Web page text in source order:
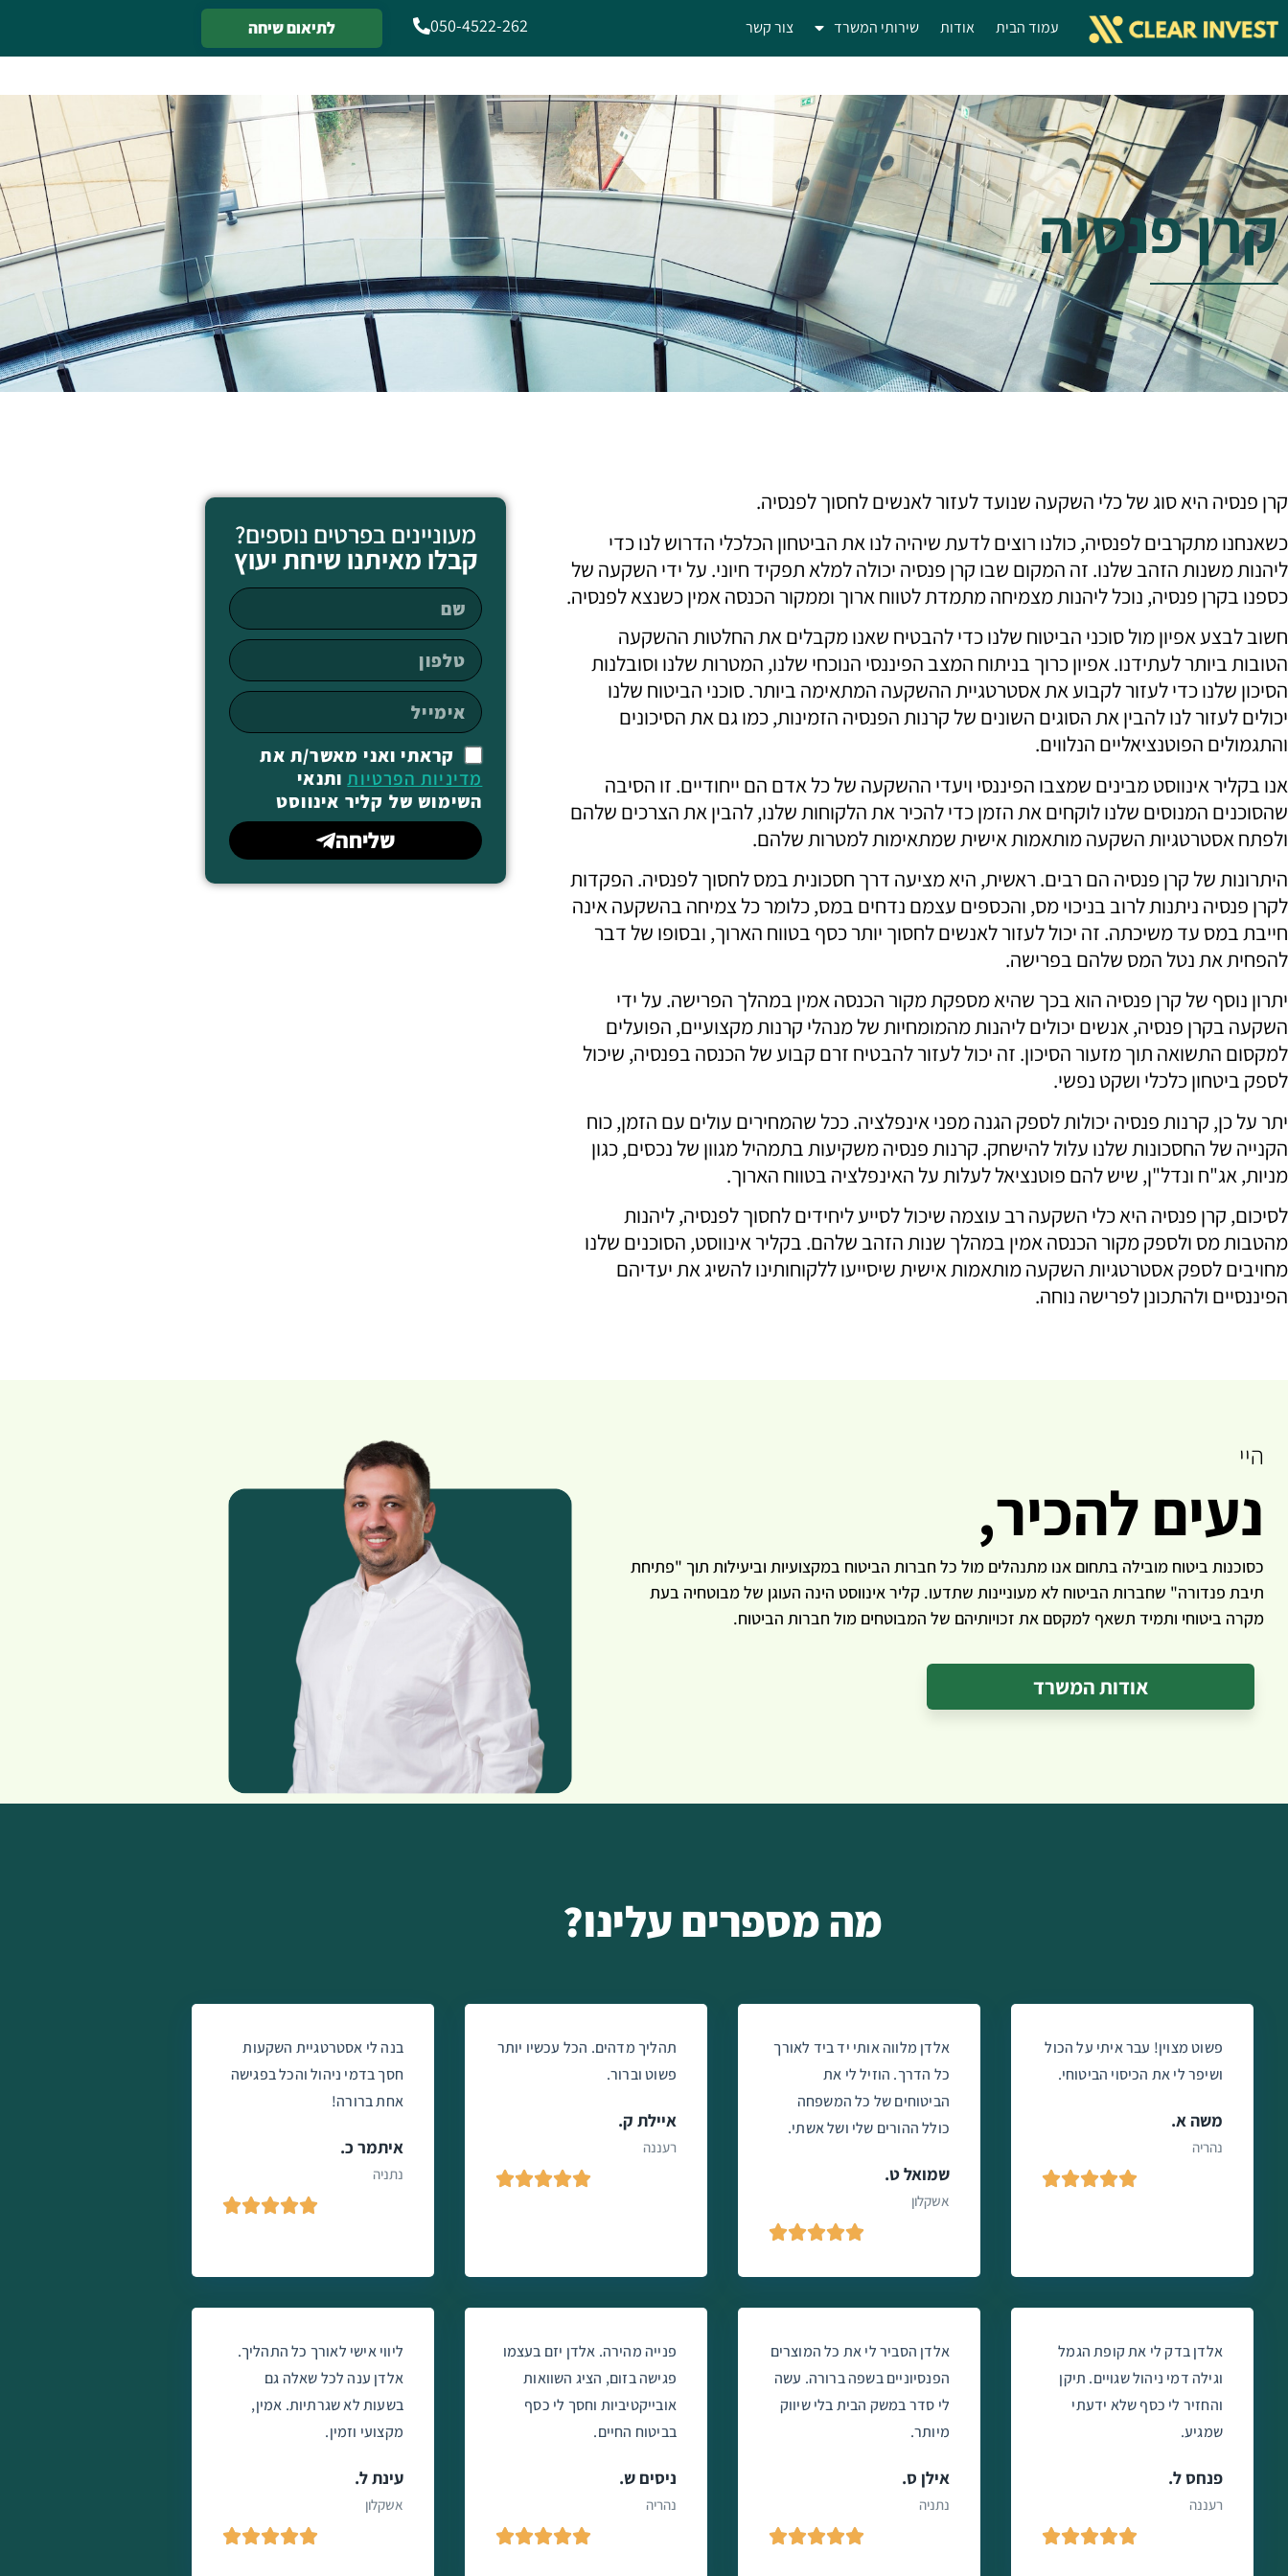
עמוד הבית אודות שירותי המשרד צור קשר 050-4522-262 לתיאום שיחה
קרן פנסיה
קרן פנסיה היא סוג של כלי השקעה שנועד לעזור לאנשים לחסוך לפנסיה.
כשאנחנו מתקרבים לפנסיה, כולנו רוצים לדעת שיהיה לנו את הביטחון הכלכלי הדרוש לנו כדי
ליהנות משנות הזהב שלנו. זה המקום שבו קרן פנסיה יכולה למלא תפקיד חיוני. על ידי השקעה של
כספנו בקרן פנסיה, נוכל ליהנות מצמיחה מתמדת לטווח ארוך וממקור הכנסה אמין כשנצא לפנסיה.
חשוב לבצע אפיון מול סוכני הביטוח שלנו כדי להבטיח שאנו מקבלים את החלטות ההשקעה
הטובות ביותר לעתידנו. אפיון כרוך בניתוח המצב הפיננסי הנוכחי שלנו, המטרות שלנו וסובלנות
הסיכון שלנו כדי לעזור לקבוע את אסטרטגיית ההשקעה המתאימה ביותר. סוכני הביטוח שלנו
יכולים לעזור לנו להבין את הסוגים השונים של קרנות הפנסיה הזמינות, כמו גם את הסיכונים
והתגמולים הפוטנציאליים הנלווים.
אנו בקליר אינווסט מבינים שמצבו הפיננסי ויעדי ההשקעה של כל אדם הם ייחודיים. זו הסיבה
שהסוכנים המנוסים שלנו לוקחים את הזמן כדי להכיר את הלקוחות שלנו, להבין את הצרכים שלהם
ולפתח אסטרטגיות השקעה מותאמות אישית שמתאימות למטרות שלהם.
היתרונות של קרן פנסיה הם רבים. ראשית, היא מציעה דרך חסכונית במס לחסוך לפנסיה. הפקדות
לקרן פנסיה ניתנות לרוב בניכוי מס, והכספים עצמם נדחים במס, כלומר כל צמיחה בהשקעה אינה
חייבת במס עד משיכתה. זה יכול לעזור לאנשים לחסוך יותר כסף בטווח הארוך, ובסופו של דבר
להפחית את נטל המס שלהם בפרישה.
יתרון נוסף של קרן פנסיה הוא בכך שהיא מספקת מקור הכנסה אמין במהלך הפרישה. על ידי
השקעה בקרן פנסיה, אנשים יכולים ליהנות מהמומחיות של מנהלי קרנות מקצועיים, הפועלים
למקסום התשואה תוך מזעור הסיכון. זה יכול לעזור להבטיח זרם קבוע של הכנסה בפנסיה, שיכול
לספק ביטחון כלכלי ושקט נפשי.
יתר על כן, קרנות פנסיה יכולות לספק הגנה מפני אינפלציה. ככל שהמחירים עולים עם הזמן, כוח
הקנייה של החסכונות שלנו עלול להישחק. קרנות פנסיה משקיעות בתמהיל מגוון של נכסים, כגון
מניות, אג"ח ונדל"ן, שיש להם פוטנציאל לעלות על האינפלציה בטווח הארוך.
לסיכום, קרן פנסיה היא כלי השקעה רב עוצמה שיכול לסייע ליחידים לחסוך לפנסיה, ליהנות
מהטבות מס ולספק מקור הכנסה אמין במהלך שנות הזהב שלהם. בקליר אינווסט, הסוכנים שלנו
מחויבים לספק אסטרטגיות השקעה מותאמות אישית שיסייעו ללקוחותינו להשיג את יעדיהם
הפיננסיים ולהתכונן לפרישה נוחה.
מעוניינים בפרטים נוספים?
קבלו מאיתנו שיחת יעוץ
קראתי ואני מאשר/ת את
מדיניות הפרטיותותנאי
השימוש של קליר אינווסט
שליחה
היי
נעים להכיר,
כסוכנות ביטוח מובילה בתחום אנו מתנהלים מול כל חברות הביטוח במקצועיות וביעילות תוך "פתיחת
תיבת פנדורה" שחברות הביטוח לא מעוניינות שתדעו. קליר אינווסט הינה העוגן של מבוטחיה בעת
מקרה ביטוחי ותמיד תשאף למקסם את זכויותיהם של המבוטחים מול חברות הביטוח.
אודות המשרד
מה מספרים עלינו?
פשוט מצוין! עבר איתי על הכול
ושיפר לי את הכיסוי הביטוחי.
משה א.
נהריה





אלדן מלווה אותי יד ביד לאורך
כל הדרך. הוזיל לי את
הביטוחים של כל המשפחה
כולל ההורים שלי ושל אשתי.
שמואל ט.
אשקלון





תהליך מדהים. הכל עכשיו יותר
פשוט וברור.
איילת ק.
רעננה





בנה לי אסטרטגיית השקעות
חסך בדמי ניהול והכל בפגישה
אחת ברורה!
איתמר כ.
נתניה





אלדן בדק לי את קופת הגמל
וגילה דמי ניהול שגויים. תיקן
והחזיר לי כסף שלא ידעתי
שמגיע.
פנחס ל.
רעננה





אלדן הסביר לי את כל המוצרים
הפנסיוניים בשפה ברורה. עשה
לי סדר במשק הבית בלי שיווק
מיותר.
אילן ס.
נתניה





פנייה מהירה. אלדן יזם בעצמו
פגישה בזום, הציג השוואות
אובייקטיביות וחסך לי כסף
בביטוח החיים.
ניסים ש.
נהריה





ליווי אישי לאורך כל התהליך.
אלדן ענה לכל שאלה גם
בשעות לא שגרתיות. אמין,
מקצועי וזמין.
עינת ל.
אשקלון




